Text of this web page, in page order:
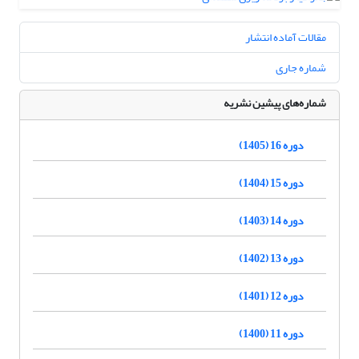
مقالات آماده انتشار
شماره جاری
شماره‌های پیشین نشریه
دوره 16 (1405)
دوره 15 (1404)
دوره 14 (1403)
دوره 13 (1402)
دوره 12 (1401)
دوره 11 (1400)